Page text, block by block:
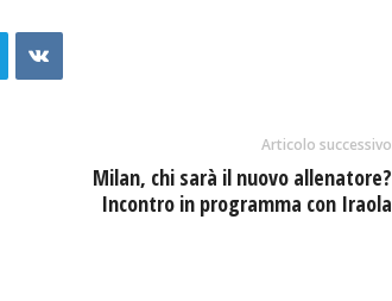
Articolo successivo
Milan, chi sarà il nuovo allenatore?
Incontro in programma con Iraola